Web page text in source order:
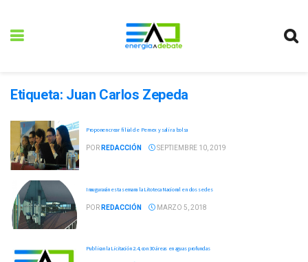
Etiqueta: Juan Carlos Zepeda
Proponen crear filial de Pemex y salir a bolsa
POR REDACCIÓN SEPTIEMBRE 10, 2019
Inaugurarán esta semana la Litoteca Nacional en dos sedes
POR REDACCIÓN MARZO 5, 2018
Publican la Licitación 2.4, con 30 áreas en aguas profundas